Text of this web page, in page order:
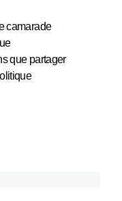
camarade
que partager